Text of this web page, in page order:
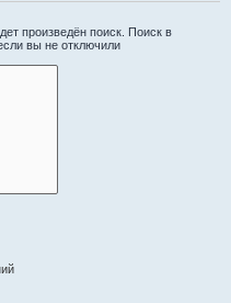
произведён поиск. Поиск в
вы не отключили